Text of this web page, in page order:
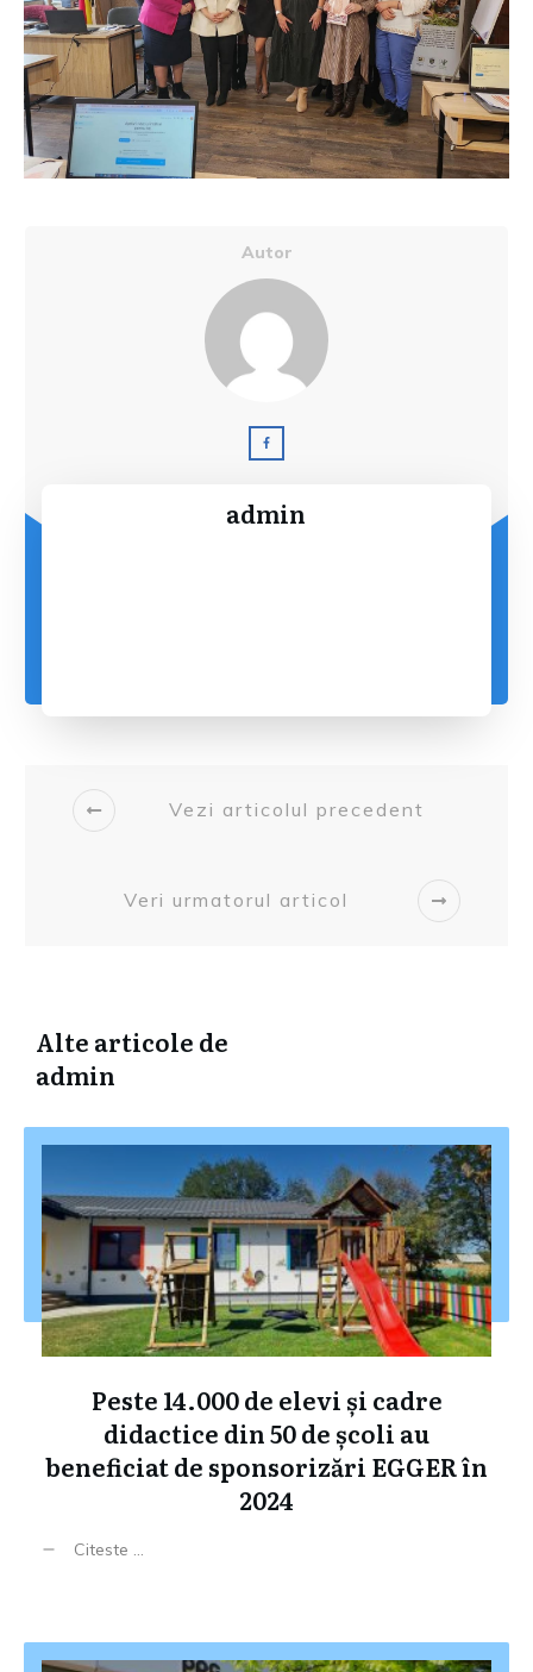
Autor
admin
Vezi articolul precedent
Veri urmatorul articol
Alte articole de
admin
Peste 14.000 de elevi și cadre
didactice din 50 de școli au
beneficiat de sponsorizări EGGER în
2024
Citeste ...